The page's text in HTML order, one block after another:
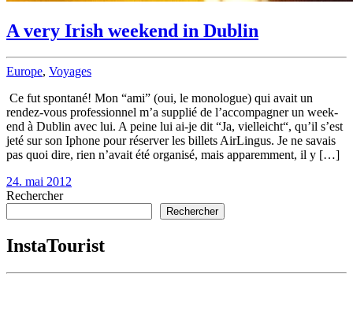
A very Irish weekend in Dublin
Europe, Voyages
Ce fut spontané! Mon “ami” (oui, le monologue) qui avait un
rendez-vous professionnel m’a supplié de l’accompagner un week-
end à Dublin avec lui. A peine lui ai-je dit “Ja, vielleicht“, qu’il s’est
jeté sur son Iphone pour réserver les billets AirLingus. Je ne savais
pas quoi dire, rien n’avait été organisé, mais apparemment, il y […]
24. mai 2012
Rechercher
Rechercher
InstaTourist